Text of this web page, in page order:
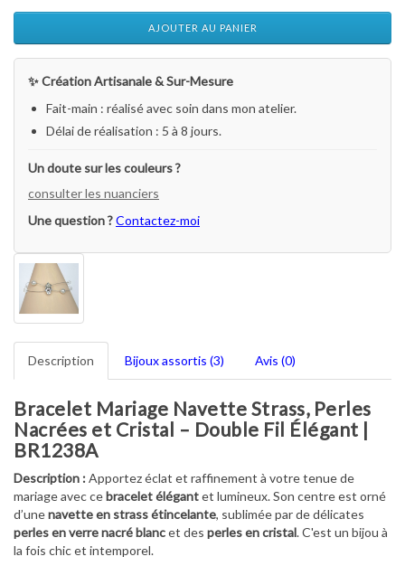
AJOUTER AU PANIER
✨ Création Artisanale & Sur-Mesure
Fait-main : réalisé avec soin dans mon atelier.
Délai de réalisation : 5 à 8 jours.
Un doute sur les couleurs ?
consulter les nuanciers
Une question ?Contactez-moi
Description Bijoux assortis (3) Avis (0)
Bracelet Mariage Navette Strass, Perles
Nacrées et Cristal – Double Fil Élégant |
BR1238A
Description :Apportez éclat et raffinement à votre tenue de
mariage avec cebracelet élégantet lumineux. Son centre est orné
d’unenavette en strass étincelante, sublimée par de délicates
perles en verre nacré blancet des perles en cristal. C'est un bijou à
la fois chic et intemporel.